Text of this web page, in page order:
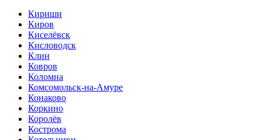
Кириши
Киров
Киселёвск
Кисловодск
Клин
Ковров
Коломна
Комсомольск-на-Амуре
Конаково
Коркино
Королёв
Кострома